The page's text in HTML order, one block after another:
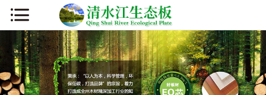
网站首页
公司简介